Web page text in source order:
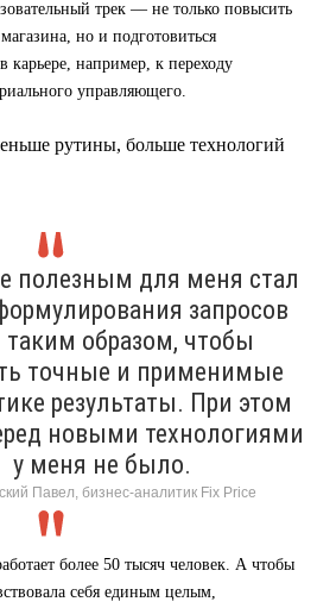
трек — не только повысить
но и подготовиться
например, к переходу
управляющего.
полезным для меня стал
запросов
образом, чтобы
точные и применимые
результаты. При этом
новыми технологиями
у меня не было.
Павел, бизнес-аналитик Fix Price
более 50 тысяч человек. А чтобы
себя единым целым,